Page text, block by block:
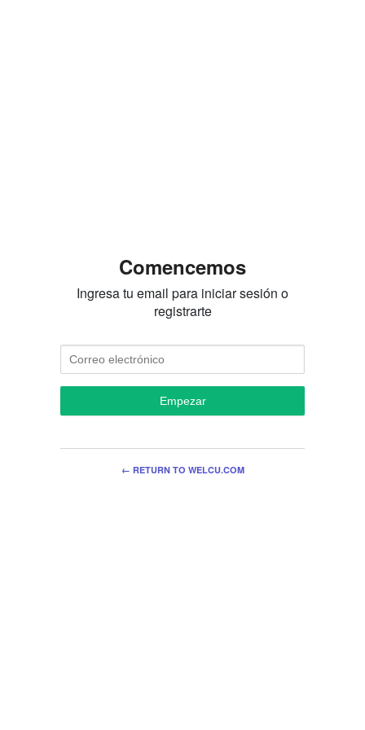
Comencemos
Ingresa tu email para iniciar sesión o
registrarte
Empezar
← RETURN TO WELCU.COM